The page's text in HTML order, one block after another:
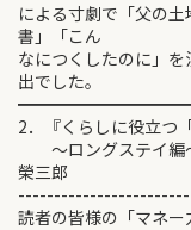
による寸劇で「父の
書」「こん
なにつくしたのに」
出でした。
2．『くらしに役立つ
～ロングステイ編
榮三郎
読者の皆様の「マネー